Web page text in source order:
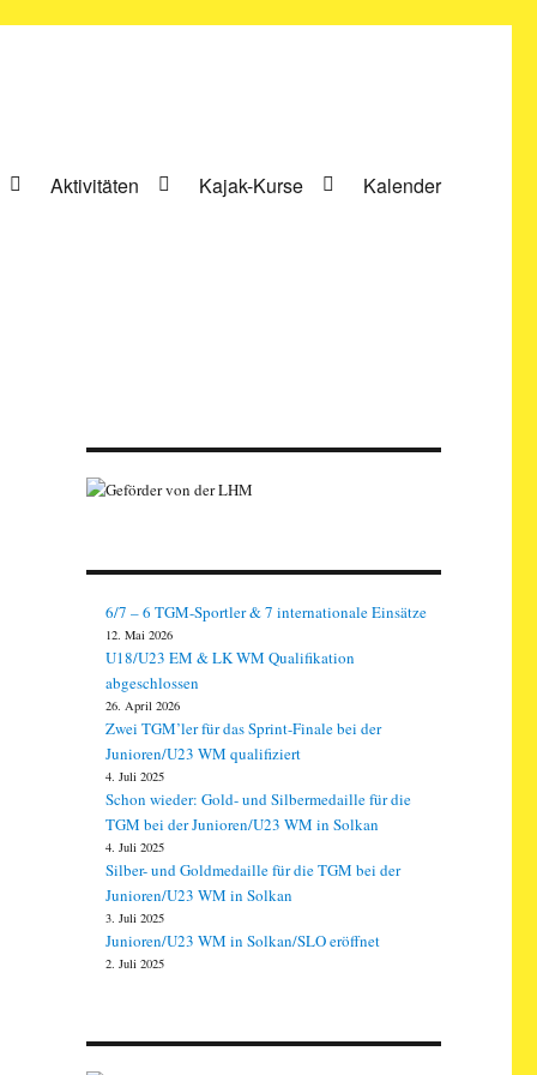
Aktivitäten Kajak-Kurse Kalender
6/7 – 6 TGM-Sportler & 7 internationale Einsätze
12. Mai 2026
U18/U23 EM & LK WM Qualifikation
abgeschlossen
26. April 2026
Zwei TGM’ler für das Sprint-Finale bei der
Junioren/U23 WM qualifiziert
4. Juli 2025
Schon wieder: Gold- und Silbermedaille für die
TGM bei der Junioren/U23 WM in Solkan
4. Juli 2025
Silber- und Goldmedaille für die TGM bei der
Junioren/U23 WM in Solkan
3. Juli 2025
Junioren/U23 WM in Solkan/SLO eröffnet
2. Juli 2025